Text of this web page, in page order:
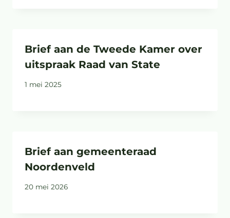
Brief aan de Tweede Kamer over
uitspraak Raad van State
1 mei 2025
Brief aan gemeenteraad
Noordenveld
20 mei 2026